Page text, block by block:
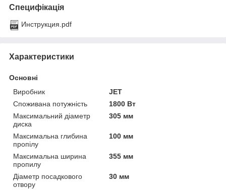
Специфікація
Инструкция.pdf
Характеристики
Основні
Виробник
JET
Споживана потужність
1800 Вт
Максимальний діаметр
диска
305 мм
Максимальна глибина
пропілу
100 мм
Максимальна ширина
пропилу
355 мм
Діаметр посадкового
отвору
30 мм